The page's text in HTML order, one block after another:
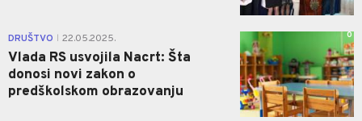
DRUŠTVO 22.05.2025.
Vlada RS usvojila Nacrt: Šta
donosi novi zakon o
predškolskom obrazovanju
0